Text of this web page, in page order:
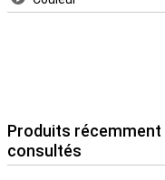
Produits récemment
consultés